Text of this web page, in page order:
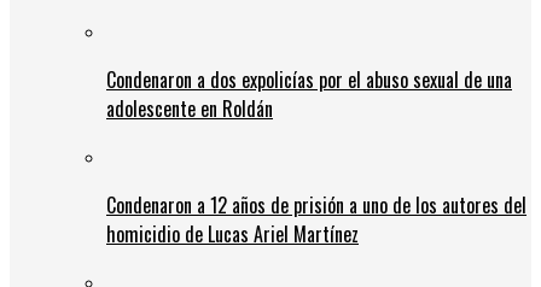
Condenaron a dos expolicías por el abuso sexual de una
adolescente en Roldán
Condenaron a 12 años de prisión a uno de los autores del
homicidio de Lucas Ariel Martínez